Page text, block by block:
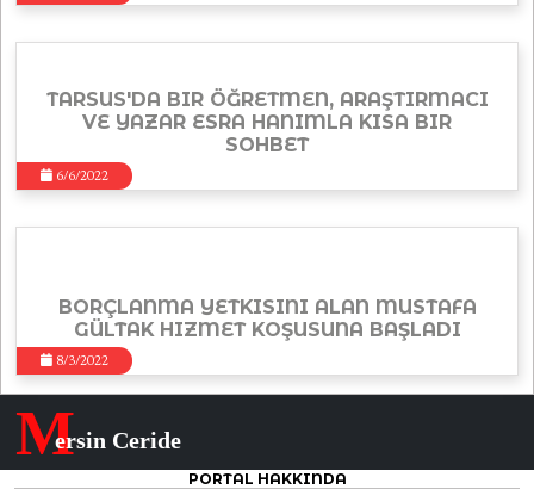
TARSUS'DA BIR ÖĞRETMEN, ARAŞTIRMACI
VE YAZAR ESRA HANIMLA KISA BIR
SOHBET
6/6/2022
BORÇLANMA YETKISINI ALAN MUSTAFA
GÜLTAK HIZMET KOŞUSUNA BAŞLADI
8/3/2022
Mersin Ceride
PORTAL HAKKINDA